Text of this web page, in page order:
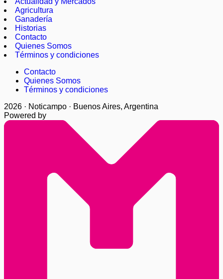
Agricultura
Ganadería
Historias
Contacto
Quienes Somos
Términos y condiciones
Contacto
Quienes Somos
Términos y condiciones
2026 · Noticampo · Buenos Aires, Argentina
Powered by